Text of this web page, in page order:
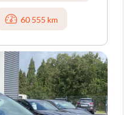
60 555 km